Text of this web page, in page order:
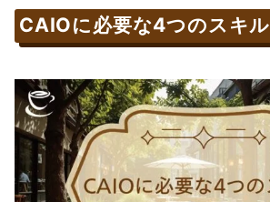
CAIOに必要な4つのスキル